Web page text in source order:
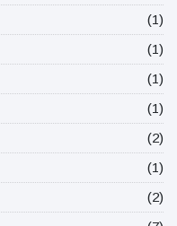
(1)
(1)
(1)
(1)
(2)
(1)
(2)